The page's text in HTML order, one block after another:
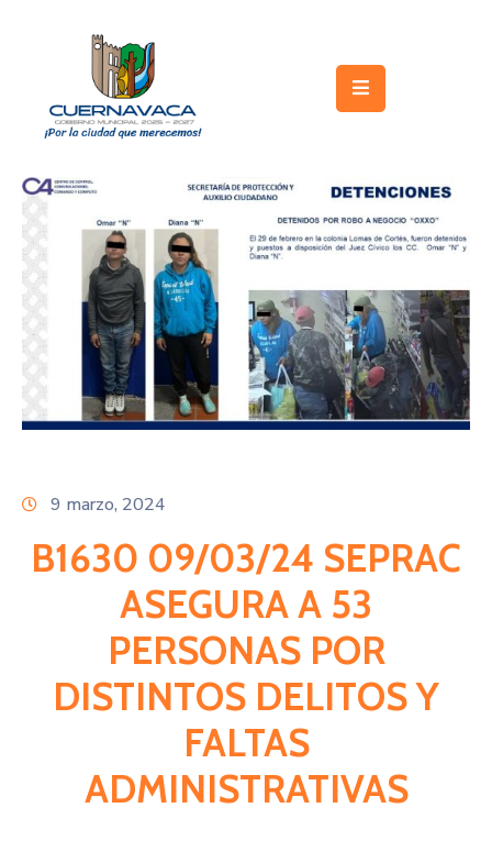
Gobierno
Turismo
Trámites
y
Servicios
Licitaciones
Transparencia
Citas9 marzo, 2024
B1630 09/03/24 SEPRAC
ASEGURA A 53
PERSONAS POR
DISTINTOS DELITOS Y
FALTAS
ADMINISTRATIVAS